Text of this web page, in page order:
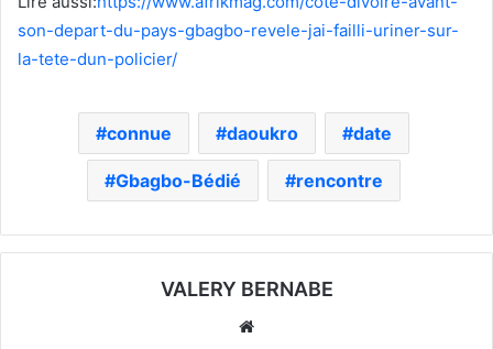
son-depart-du-pays-gbagbo-revele-jai-failli-uriner-sur-
la-tete-dun-policier/
connue daoukro date
Gbagbo-Bédié rencontre
VALERY BERNABE